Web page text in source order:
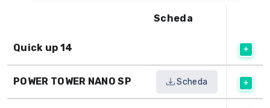
Scheda
Quick up 14
POWER TOWER NANO SP Scheda